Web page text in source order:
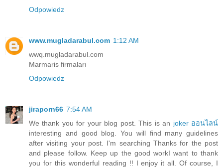
Odpowiedz
www.mugladarabul.com 1:12 AM
wwq.mugladarabul.com
Marmaris firmaları
Odpowiedz
jiraporn66 7:54 AM
We thank you for your blog post. This is an joker ออนไลน์
interesting and good blog. You will find many guidelines
after visiting your post. I'm searching Thanks for the post
and please follow. Keep up the good workI want to thank
you for this wonderful reading !! I enjoy it all. Of course, I